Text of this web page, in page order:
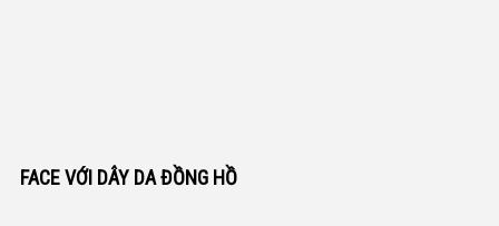
FACE VỚI DÂY DA ĐỒNG HỒ